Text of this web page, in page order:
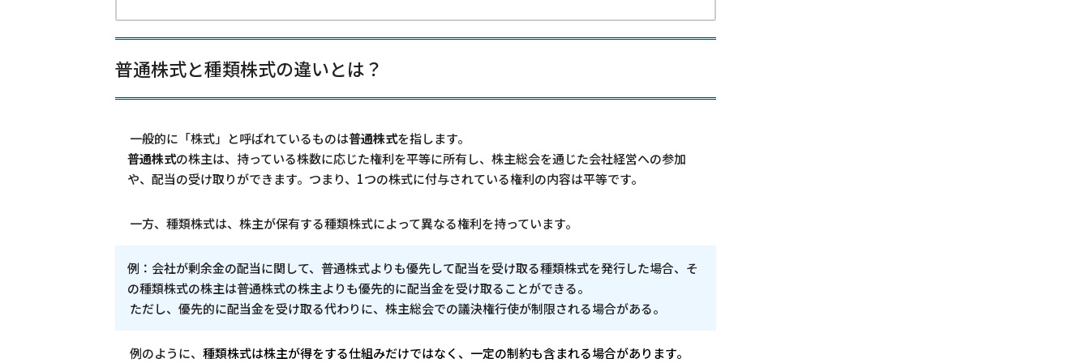
普通株式と種類株式の違いとは？
一般的に「株式」と呼ばれているものは普通株式を指します。
普通株式の株主は、持っている株数に応じた権利を平等に所有し、株主総会を通じた会社経営への参加
や、配当の受け取りができます。つまり、1つの株式に付与されている権利の内容は平等です。
一方、種類株式は、株主が保有する種類株式によって異なる権利を持っています。
例：会社が剰余金の配当に関して、普通株式よりも優先して配当を受け取る種類株式を発行した場合、そ
の種類株式の株主は普通株式の株主よりも優先的に配当金を受け取ることができる。
ただし、優先的に配当金を受け取る代わりに、株主総会での議決権行使が制限される場合がある。
例のように、 種類株式は株主が得をする仕組みだけではなく、一定の制約も含まれる場合があります。